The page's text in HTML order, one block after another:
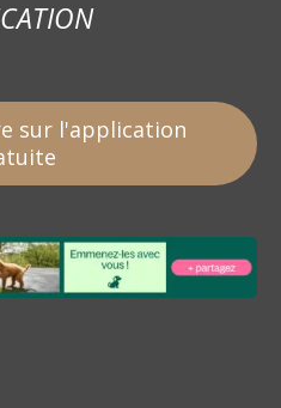
sur l'application